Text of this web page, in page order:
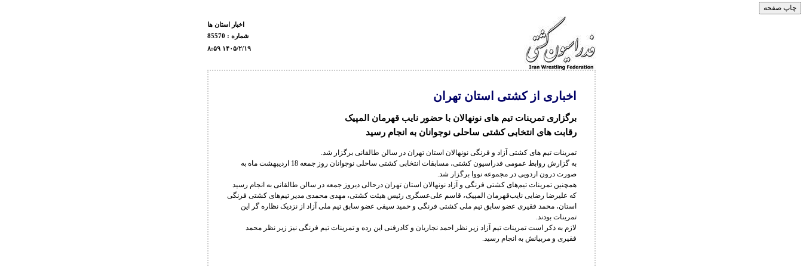
اخبار استان ها
شماره : 85570
۸:۵۹ ۱۴۰۵/۲/۱۹
اخباری از کشتی استان تهران
برگزاری تمرینات تیم های نونهالان با حضور نایب قهرمان المپیک
رقابت های انتخابی کشتی ساحلی نوجوانان به انجام رسید
تمرینات تیم های کشتی آزاد و فرنگی نونهالان استان تهران در سالن طالقانی برگزار شد.
به گزارش روابط عمومی فدراسیون کشتی، مسابقات انتخابی کشتی ساحلی نوجوانان روز جمعه 18 اردیبهشت ماه به
صورت درون اردویی در مجموعه نووا برگزار شد.
همچنین تمرینات تیم‌های کشتی فرنگی و آزاد نونهالان استان تهران درحالی دیروز جمعه در سالن طالقانی به انجام رسید
که علیرضا رضایی نایب‌قهرمان المپیک، قاسم علی‌عسگری رئیس هیئت کشتی، مهدی محمدی مدیر تیم‌های کشتی فرنگی
استان، محمد فقیری عضو سابق تیم ملی کشتی فرنگی و حمید سیفی عضو سابق تیم ملی آزاد از نزدیک نظاره گر این
تمرینات بودند.
لازم به ذکر است تمرینات تیم آزاد زیر نظر احمد نجاریان و کادرفنی این رده و تمرینات تیم فرنگی نیز زیر نظر محمد
فقیری و مربیانش به انجام رسید.